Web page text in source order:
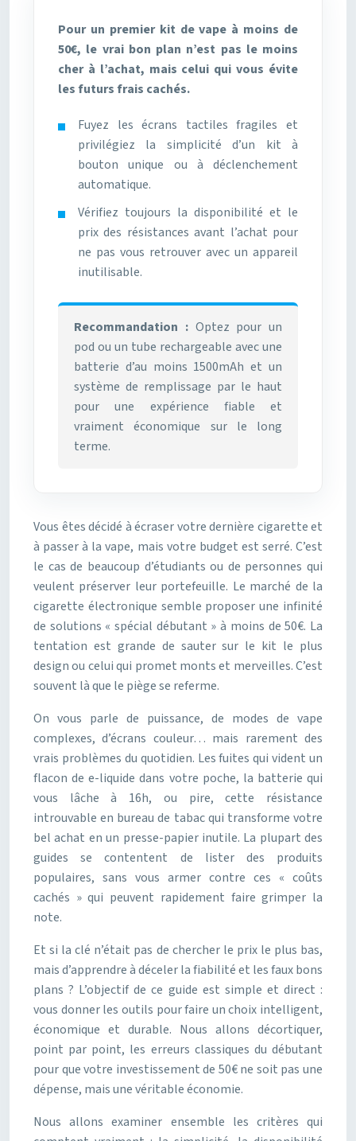
Pour un premier kit de vape à moins de
50€, le vrai bon plan n’est pas le moins
cher à l’achat, mais celui qui vous évite
les futurs frais cachés.
Fuyez les écrans tactiles fragiles et
privilégiez la simplicité d’un kit à
bouton unique ou à déclenchement
automatique.
Vérifiez toujours la disponibilité et le
prix des résistances avant l’achat pour
ne pas vous retrouver avec un appareil
inutilisable.
Recommandation :Optez pour un
pod ou un tube rechargeable avec une
batterie d’au moins 1500mAh et un
système de remplissage par le haut
pour une expérience fiable et
vraiment économique sur le long
terme.
Vous êtes décidé à écraser votre dernière cigarette et
à passer à la vape, mais votre budget est serré. C’est
le cas de beaucoup d’étudiants ou de personnes qui
veulent préserver leur portefeuille. Le marché de la
cigarette électronique semble proposer une infinité
de solutions « spécial débutant » à moins de 50€. La
tentation est grande de sauter sur le kit le plus
design ou celui qui promet monts et merveilles. C’est
souvent là que le piège se referme.
On vous parle de puissance, de modes de vape
complexes, d’écrans couleur… mais rarement des
vrais problèmes du quotidien. Les fuites qui vident un
flacon de e-liquide dans votre poche, la batterie qui
vous lâche à 16h, ou pire, cette résistance
introuvable en bureau de tabac qui transforme votre
bel achat en un presse-papier inutile. La plupart des
guides se contentent de lister des produits
populaires, sans vous armer contre ces « coûts
cachés » qui peuvent rapidement faire grimper la
note.
Et si la clé n’était pas de chercher le prix le plus bas,
mais d’apprendre à déceler la fiabilité et les faux bons
plans ? L’objectif de ce guide est simple et direct :
vous donner les outils pour faire un choix intelligent,
économique et durable. Nous allons décortiquer,
point par point, les erreurs classiques du débutant
pour que votre investissement de 50€ ne soit pas une
dépense, mais une véritable économie.
Nous allons examiner ensemble les critères qui